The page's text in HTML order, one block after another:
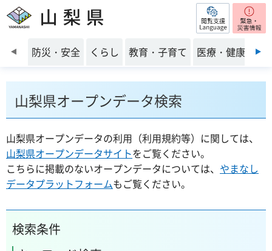
山梨県 閲覧支援
前のスライドを表示
防災・安全 くらし 教育・子育て 医療・健康・福
山梨県オープンデータ検索
山梨県オープンデータの利用（利用規約等）に関しては、
山梨県オープンデータサイトをご覧ください。
こちらに掲載のないオープンデータについては、 やまなし
データプラットフォームもご覧ください。
検索条件